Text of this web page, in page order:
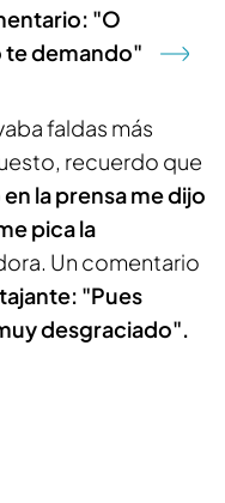
"O
te demando"
faldas más
recuerdo que
la prensa me dijo
pica la
Un comentario
"Pues
desgraciado".